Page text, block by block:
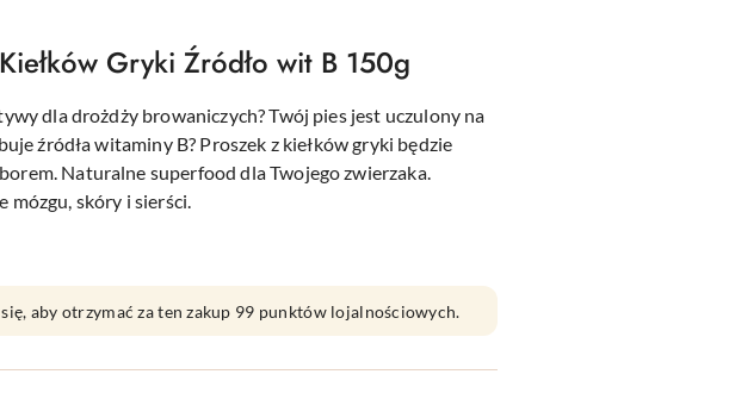
Gryki Źródło wit B 150g
dla drożdży browaniczych? Twój pies jest uczulony na
źródła witaminy B? Proszek z kiełków gryki będzie
Naturalne superfood dla Twojego zwierzaka.
mózgu, skóry i sierści.
aby otrzymać za ten zakup 99 punktów lojalnościowych.